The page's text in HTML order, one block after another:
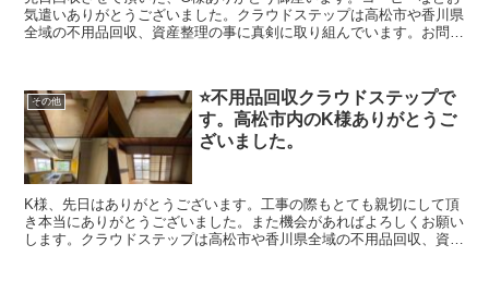
気遣いありがとうございました。クラウドステップは高松市や香川県
全域の不用品回収、資産整理の事に真剣に取り組んでいます。お問い
すのでよろしくお願いします。
その他
⭐️不用品回収クラウドステップで
す。高松市内のK様ありがとうご
ざいました。
K様、先日はありがとうございます。工事の際もとても親切にして頂
き本当にありがとうございました。また機会があればよろしくお願い
します。クラウドステップは高松市や香川県全域の不用品回収、資産